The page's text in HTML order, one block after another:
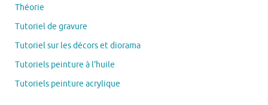
Théorie
Tutoriel de gravure
Tutoriel sur les décors et diorama
Tutoriels peinture à l'huile
Tutoriels peinture acrylique